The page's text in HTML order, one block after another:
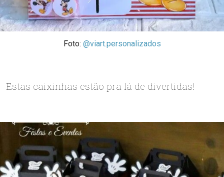
Foto: @viart.personalizados
Estas caixinhas estão pra lá de divertidas!